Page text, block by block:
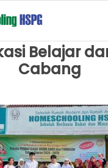
Belajar
Cabang